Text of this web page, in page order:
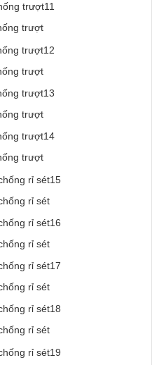
trượt
trượt
trượt
trượt
rỉ sét
rỉ sét
rỉ sét
rỉ sét